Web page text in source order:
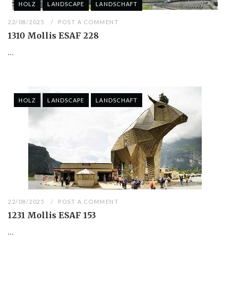
HOLZ LANDSCAPE LANDSCHAFT
22/08/2025 POST A COMMENT
1310 Mollis ESAF 228
...
HOLZ LANDSCAPE LANDSCHAFT
22/08/2025 POST A COMMENT
1231 Mollis ESAF 153
...